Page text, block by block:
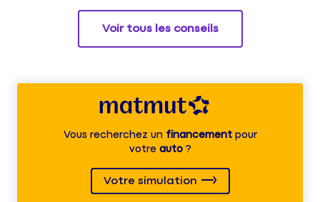
Voir tous les conseils
Vous recherchez unfinancementpour
votre auto?
Votre simulation